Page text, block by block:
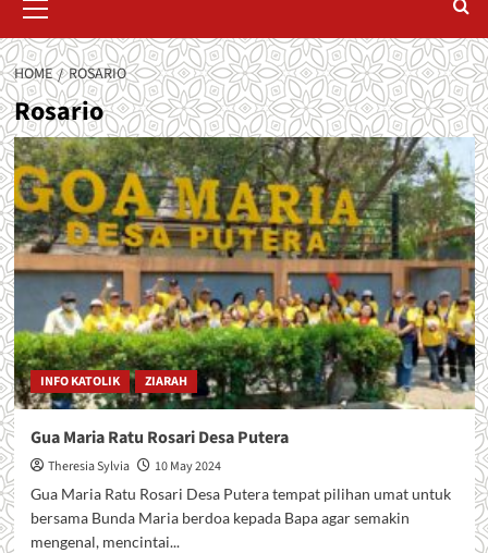
Menu
HOME ROSARIO
Rosario
INFO KATOLIK ZIARAH
Gua Maria Ratu Rosari Desa Putera
Theresia Sylvia
10 May 2024
Gua Maria Ratu Rosari Desa Putera tempat pilihan umat untuk
bersama Bunda Maria berdoa kepada Bapa agar semakin
mengenal, mencintai...